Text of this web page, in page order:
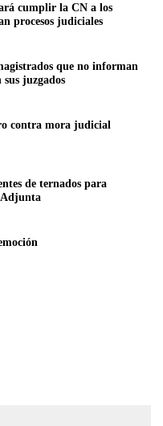
cumplir la CN a los
procesos judiciales
que no informan
juzgados
contra mora judicial
de ternados para
Adjunta